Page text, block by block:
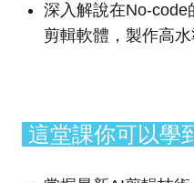
深入解說在No-code
剪輯軟體，製作高水
這堂課你可以學